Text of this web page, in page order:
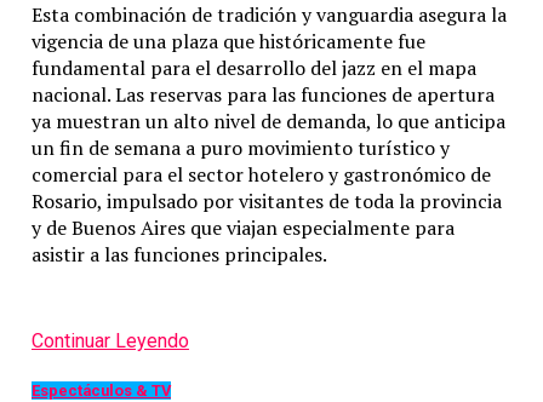
Esta combinación de tradición y vanguardia asegura la
vigencia de una plaza que históricamente fue
fundamental para el desarrollo del jazz en el mapa
nacional. Las reservas para las funciones de apertura
ya muestran un alto nivel de demanda, lo que anticipa
un fin de semana a puro movimiento turístico y
comercial para el sector hotelero y gastronómico de
Rosario, impulsado por visitantes de toda la provincia
y de Buenos Aires que viajan especialmente para
asistir a las funciones principales.
Continuar Leyendo
Espectáculos & TV